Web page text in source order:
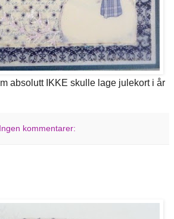
absolutt IKKE skulle lage julekort i år
Ingen kommentarer: